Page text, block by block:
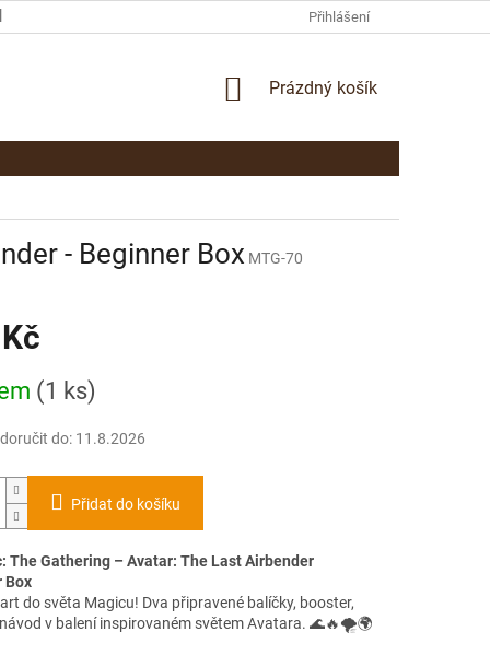
KONTAKTY
Přihlášení
NÁKUPNÍ
Prázdný košík
- Beginner Box MTG-70
(1 ks)
do: 11.8.2026
Přidat do košíku
The Gathering – Avatar: The Last Airbender
Box
do světa Magicu! Dva připravené balíčky, booster,
v balení inspirovaném světem Avatara. 🌊🔥🌪️🌍